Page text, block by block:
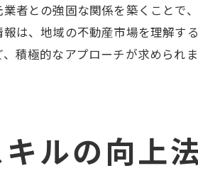
者との強固な関係を築くことで
は、地域の不動産市場を理解す
積極的なアプローチが求められ
ルの向上